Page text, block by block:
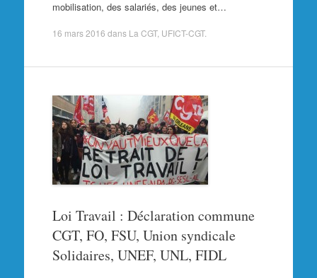
mobilisation, des salariés, des jeunes et…
16 mars 2016 dans La CGT, UFICT-CGT.
Loi Travail : Déclaration commune
CGT, FO, FSU, Union syndicale
Solidaires, UNEF, UNL, FIDL